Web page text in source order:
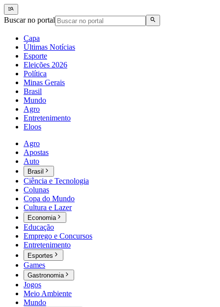
Buscar no portal
Capa
Últimas Notícias
Esporte
Eleições 2026
Política
Minas Gerais
Brasil
Mundo
Agro
Entretenimento
Eloos
Agro
Apostas
Auto
Brasil
Ciência e Tecnologia
Colunas
Copa do Mundo
Cultura e Lazer
Economia
Educação
Emprego e Concursos
Entretenimento
Esportes
Games
Gastronomia
Jogos
Meio Ambiente
Mundo